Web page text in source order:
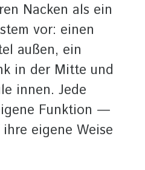
Nacken als ein
vor: einen
außen, ein
in der Mitte und
innen. Jede
Funktion —
eigene Weise